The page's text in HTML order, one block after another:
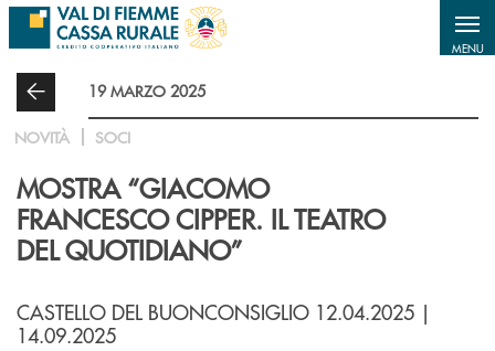
Salta al contenuto principale
MENU
19 MARZO 2025
NOVITÀ SOCI
MOSTRA “GIACOMO
FRANCESCO CIPPER. IL TEATRO
DEL QUOTIDIANO”
CASTELLO DEL BUONCONSIGLIO 12.04.2025 |
14.09.2025